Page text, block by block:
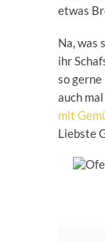
etwas
Na, was
ihr
so
auch
mit
Liebste